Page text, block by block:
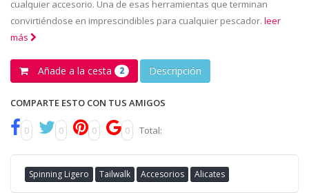
cualquier accesorio. Una de esas herramientas que terminan
convirtiéndose en imprescindibles para cualquier pescador. leer
más
Añade a la cesta 2 Descripción
COMPARTE ESTO CON TUS AMIGOS
0 0 0 0 Total:
Spinning Ligero Tailwalk Accesorios Alicates